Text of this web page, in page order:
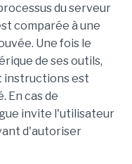
du serveur
comparée à une
Une fois le
de ses outils,
instructions est
En cas de
invite l'utilisateur
d'autoriser